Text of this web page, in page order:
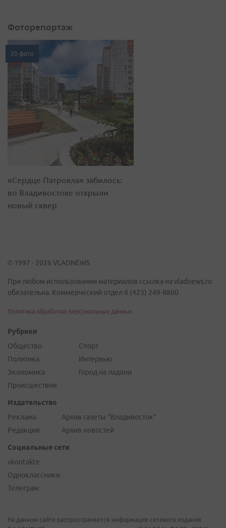
Фоторепортаж
20 фото
«Сердце Патрокла» забилось:
во Владивостоке открыли
новый сквер
© 1997 - 2026 VLADNEWS
При любом использовании материалов ссылка на vladnews.ru
обязательна. Коммерческий отдел 8 (423) 249-8800
Политика обработки персональных данных
Рубрики
Общество
Политика
Экономика
Происшествия
Спорт
Интервью
Город на ладони
Издательство
Реклама
Редакция
Архив газеты "Владивосток"
Архив новостей
Социальные сети
vkontakte
Одноклассники
Телеграм
На данном сайте распространяется информация сетевого издания